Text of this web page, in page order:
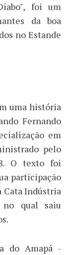
foi um
da boa
no Estande
uma história
Fernando
em
pelo
O texto foi
participação
Cata Indústria
qual saiu
do Amapá -